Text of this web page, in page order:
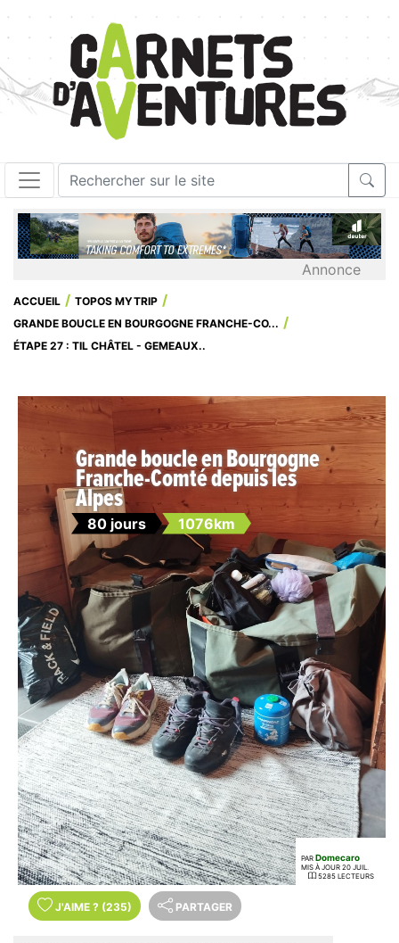
Annonce
ACCUEIL
TOPOS MYTRIP
GRANDE BOUCLE EN BOURGOGNE FRANCHE-CO...
ÉTAPE 27 : TIL CHÂTEL - GEMEAUX..
Grande boucle en Bourgogne
Franche-Comté depuis les
Alpes
80 jours 1076km
PAR Domecaro
MIS À JOUR 20 JUIL.
5285 LECTEURS
J'AIME ? (235) PARTAGER